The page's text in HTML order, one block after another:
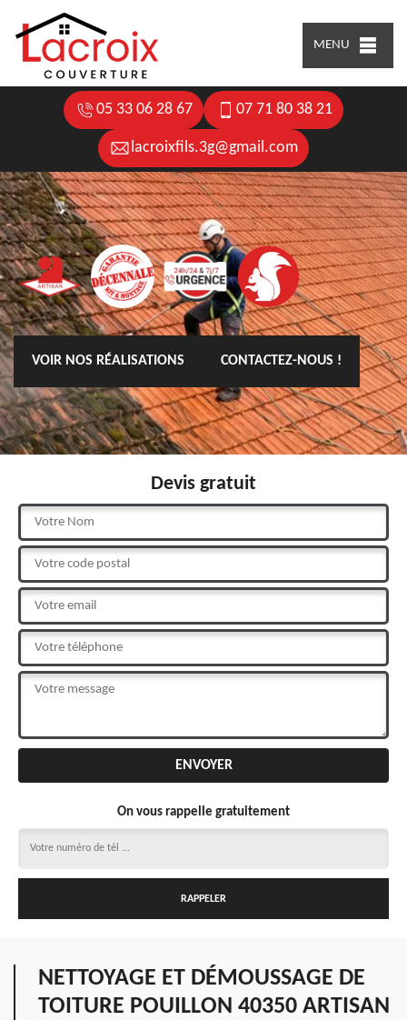
MENU
05 33 06 28 67 07 71 80 38 21
lacroixfils.3g@gmail.com
VOIR NOS RÉALISATIONS CONTACTEZ-NOUS !
Devis gratuit
On vous rappelle gratuitement
NETTOYAGE ET DÉMOUSSAGE DE
TOITURE POUILLON 40350 ARTISAN